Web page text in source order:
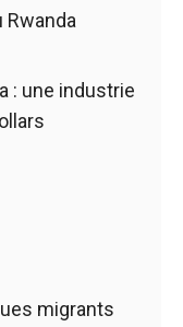
Rwanda
: une industrie
migrants